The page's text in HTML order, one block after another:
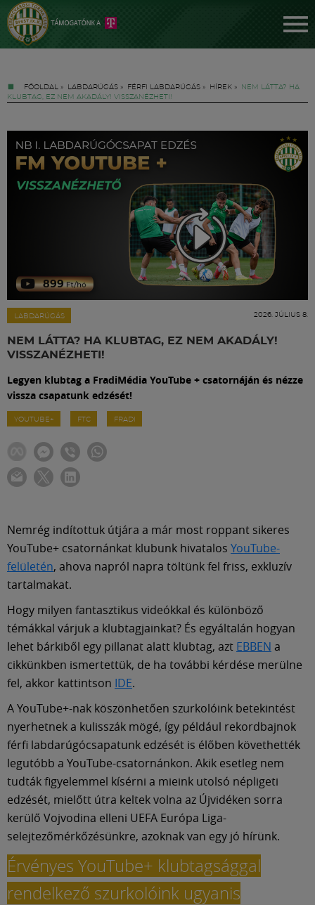
FŐOLDAL » LABDARÚGÁS » FÉRFI LABDARÚGÁS » HÍREK »
NEM LÁTTA? HA
KLUBTAG, EZ NEM AKADÁLY! VISSZANÉZHETI!
LABDARÚGÁS 2026. JÚLIUS 8.
NEM LÁTTA? HA KLUBTAG, EZ NEM AKADÁLY!
VISSZANÉZHETI!
Legyen klubtag a FradiMédia YouTube + csatornáján és nézze
vissza csapatunk edzését!
YOUTUBE+ FTC FRADI
Nemrég indítottuk útjára a már most roppant sikeres
YouTube+ csatornánkat klubunk hivatalos YouTube-
felületén, ahova napról napra töltünk fel friss, exkluzív
tartalmakat.
Hogy milyen fantasztikus videókkal és különböző
témákkal várjuk a klubtagjainkat? És egyáltalán hogyan
lehet bárkiből egy pillanat alatt klubtag, azt EBBEN a
cikkünkben ismertettük, de ha további kérdése merülne
fel, akkor kattintson IDE.
A YouTube+-nak köszönhetően szurkolóink betekintést
nyerhetnek a kulisszák mögé, így például rekordbajnok
férfi labdarúgócsapatunk edzését is élőben követhették
legutóbb a YouTube-csatornánkon. Akik esetleg nem
tudták figyelemmel kísérni a mieink utolsó népligeti
edzését, mielőtt útra keltek volna az Újvidéken sorra
kerülő Vojvodina elleni UEFA Európa Liga-
selejtezőmérkőzésünkre, azoknak van egy jó hírünk.
Érvényes YouTube+ klubtagsággal
rendelkező szurkolóink ugyanis
Jegyek
Hírek
Labdarúgás
Meccscenter
Klub
Shop
Közösség
Múzeum
English